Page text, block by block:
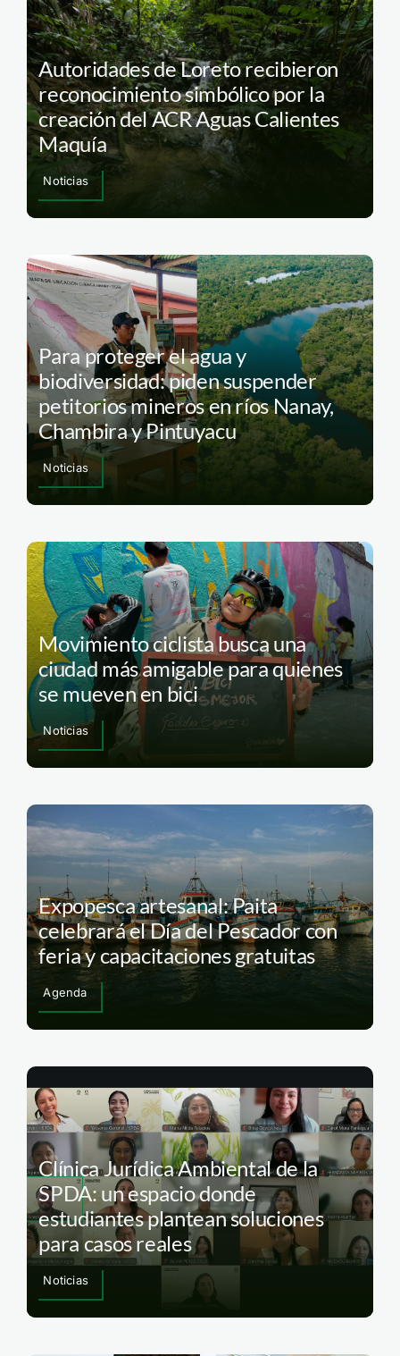
Autoridades de Loreto recibieron
reconocimiento simbólico por la
creación del ACR Aguas Calientes
Maquía
Noticias
Para proteger el agua y
biodiversidad: piden suspender
petitorios mineros en ríos Nanay,
Chambira y Pintuyacu
Noticias
Movimiento ciclista busca una
ciudad más amigable para quienes
se mueven en bici
Noticias
Expopesca artesanal: Paita
celebrará el Día del Pescador con
feria y capacitaciones gratuitas
Agenda
Clínica Jurídica Ambiental de la
SPDA: un espacio donde
estudiantes plantean soluciones
para casos reales
Noticias